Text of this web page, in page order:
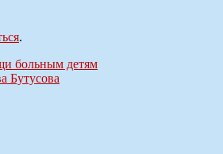
.
больным детям
Бутусова